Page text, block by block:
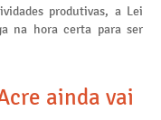
produtivas, a Lei
na hora certa para ser
ainda vai